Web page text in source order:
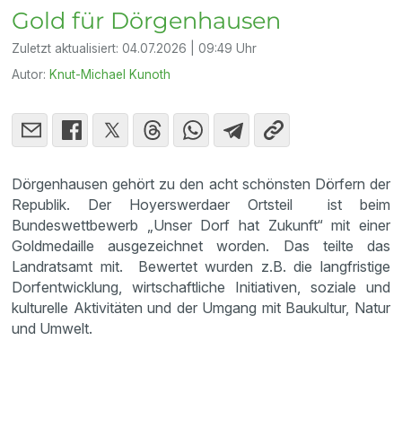
Gold für Dörgenhausen
Zuletzt aktualisiert:04.07.2026 | 09:49 Uhr
Autor: Knut-Michael Kunoth
Dörgenhausen gehört zu den acht schönsten Dörfern der
Republik. Der Hoyerswerdaer Ortsteil ist beim
Bundeswettbewerb „Unser Dorf hat Zukunft“ mit einer
Goldmedaille ausgezeichnet worden. Das teilte das
Landratsamt mit. Bewertet wurden z.B. die langfristige
Dorfentwicklung, wirtschaftliche Initiativen, soziale und
kulturelle Aktivitäten und der Umgang mit Baukultur, Natur
und Umwelt.